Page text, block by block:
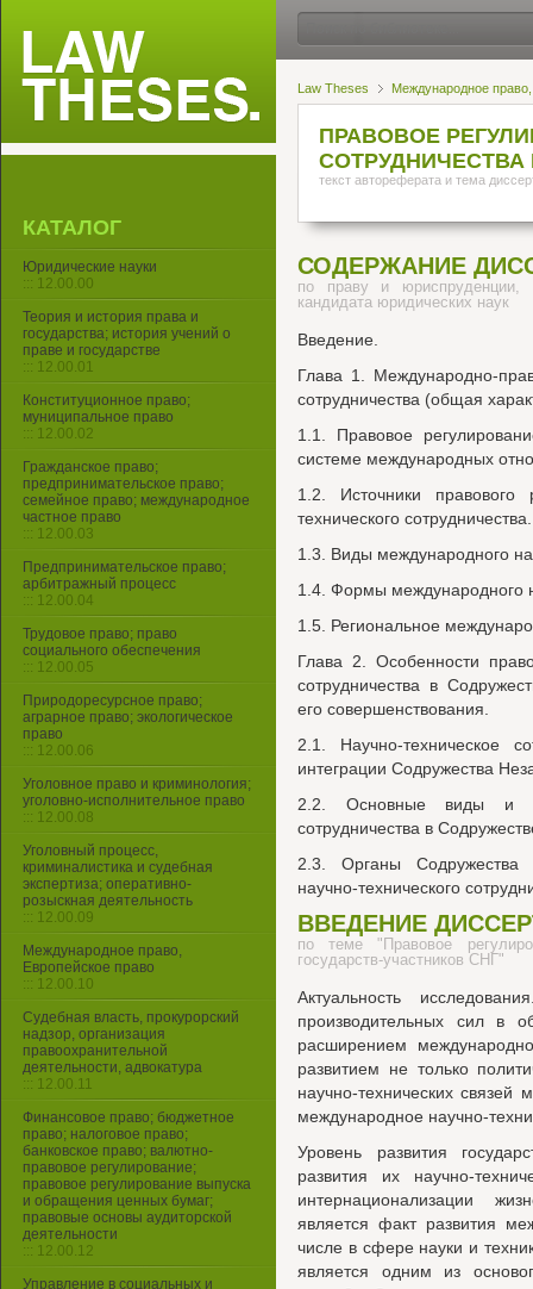
Law Theses Международное
ПРАВОВОЕ
СОТРУДНИЧЕСТВА
текст автореферата и тема
СОДЕРЖАНИЕ
по праву и юриспруденции,
кандидата юридических наук
Введение.
Глава 1. Международно-
сотрудничества (общая
1.1. Правовое
системе международных
1.2. Источники правового
технического сотрудничества.
1.3. Виды международного
1.4. Формы международного
1.5. Региональное
Глава 2. Особенности
сотрудничества в
его совершенствования.
2.1. Научно-техническое
интеграции Содружества
2.2. Основные виды и
сотрудничества в
2.3. Органы Содружества
научно-технического
ВВЕДЕНИЕ
по теме "Правовое
государств-участников СНГ"
Актуальность
производительных сил в
расширением
развитием не только
научно-технических связей
международное научно-
Уровень развития
развития их научно-
интернационализации
является факт развития
числе в сфере науки и
является одним из
КАТАЛОГ
Юридические науки
::: 12.00.00
Теория и история права и
государства; история учений о
праве и государстве
::: 12.00.01
Конституционное право;
муниципальное право
::: 12.00.02
Гражданское право;
предпринимательское право;
семейное право; международное
частное право
::: 12.00.03
Предпринимательское право;
арбитражный процесс
::: 12.00.04
Трудовое право; право
социального обеспечения
::: 12.00.05
Природоресурсное право;
аграрное право; экологическое
право
::: 12.00.06
Уголовное право и криминология;
уголовно-исполнительное право
::: 12.00.08
Уголовный процесс,
криминалистика и судебная
экспертиза; оперативно-
розыскная деятельность
::: 12.00.09
Международное право,
Европейское право
::: 12.00.10
Судебная власть, прокурорский
надзор, организация
правоохранительной
деятельности, адвокатура
::: 12.00.11
Финансовое право; бюджетное
право; налоговое право;
банковское право; валютно-
правовое регулирование;
правовое регулирование выпуска
и обращения ценных бумаг;
правовые основы аудиторской
деятельности
::: 12.00.12
Управление в социальных и